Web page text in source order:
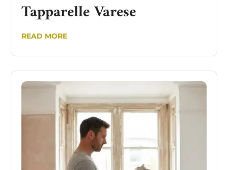
Tapparelle Varese
READ MORE